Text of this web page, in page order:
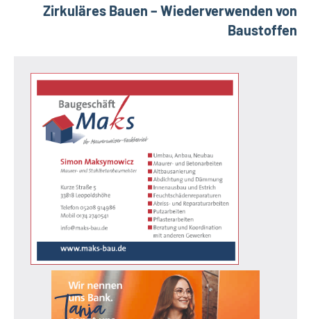
Zirkuläres Bauen – Wiederverwenden von
Baustoffen